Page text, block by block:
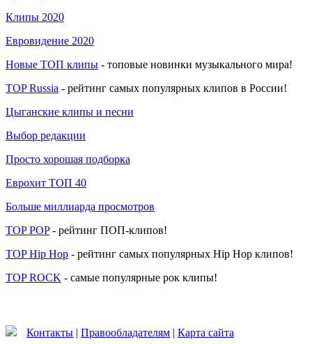
Клипы 2020
Евровидение 2020
Новые ТОП клипы - топовые новинки музыкального мира!
TOP Russia - рейтинг самых популярных клипов в России!
Цыганские клипы и песни
Выбор редакции
Просто хорошая подборка
Еврохит ТОП 40
Больше миллиарда просмотров
TOP POP- рейтинг ПОП-клипов!
TOP Hip Hop - рейтинг самых популярных Hip Hop клипов!
TOP ROCK - самые популярные рок клипы!
Контакты | Правообладателям | Карта сайта